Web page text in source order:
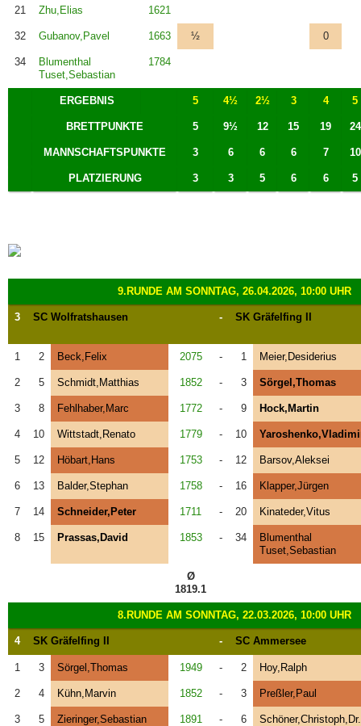
21 Zhu,Elias 1621
32 Gubanov,Pavel 1663 ½ 0
34
Blumenthal
Tuset,Sebastian
1784
ERGEBNIS 5 4½ 2½ 3 4 5
BRETTPUNKTE 5 9½ 12 15 19 24
MANNSCHAFTSPUNKTE 3 6 6 6 7 10
PLATZIERUNG 3 3 5 6 6 5
9.RUNDE AM SONNTAG, 26.04.2026, 10:00 UHR
3 SC Wolfratshausen - SK Gräfelfing II
1 2 Beck,Felix 2075 - 1 Meier,Desiderius
2 5 Schmidt,Matthias 1852 - 3 Sörgel,Thomas
3 8 Fehlhaber,Marc 1772 - 9 Hock,Martin
4 10 Wittstadt,Renato 1779 - 10
5 12 Höbart,Hans 1753 - 12 Barsov,Aleksei
6 13 Balder,Stephan 1758 - 16 Klapper,Jürgen
7 14 Schneider,Peter 1711 - 20 Kinateder,Vitus
8 15 Prassas,David 1853 - 34
Blumenthal
Tuset,Sebastian
Ø
1819.1
8.RUNDE AM SONNTAG, 22.03.2026, 10:00 UHR
4 SK Gräfelfing II - SC Ammersee
1 3 Sörgel,Thomas 1949 - 2 Hoy,Ralph
2 4 Kühn,Marvin 1852 - 3 Preßler,Paul
3 5 Zieringer,Sebastian 1891 - 6 Schöner,Christoph,Dr.